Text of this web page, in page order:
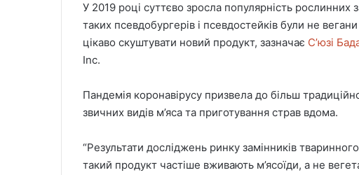
l
l
o
n
X
n
d
a
m
a
l
У 2019 році суттєво зросла популярність рослинних
таких псевдобургерів і псевдостейків були не
цікаво скуштувати новий продукт, зазначає С’юзі
Inc.
Пандемія коронавірусу призвела до більш
звичних видів м’яса та приготування страв вдома.
“Результати досліджень ринку замінників
такий продукт частіше вживають м’ясоїди, а не